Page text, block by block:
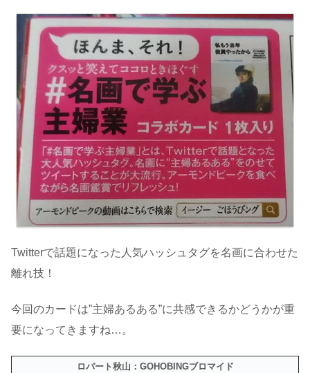
Twitterで話題になった人気ハッシュタグを名画に合わせた
離れ技！
今回のカードは”主婦あるある”に共感できるかどうかが重
要になってきますね…。
ロバート秋山：GOHOBINGブロマイド